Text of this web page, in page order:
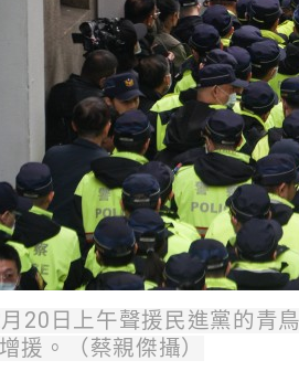
20日上午聲援民進黨的青
援。（蔡親傑攝）